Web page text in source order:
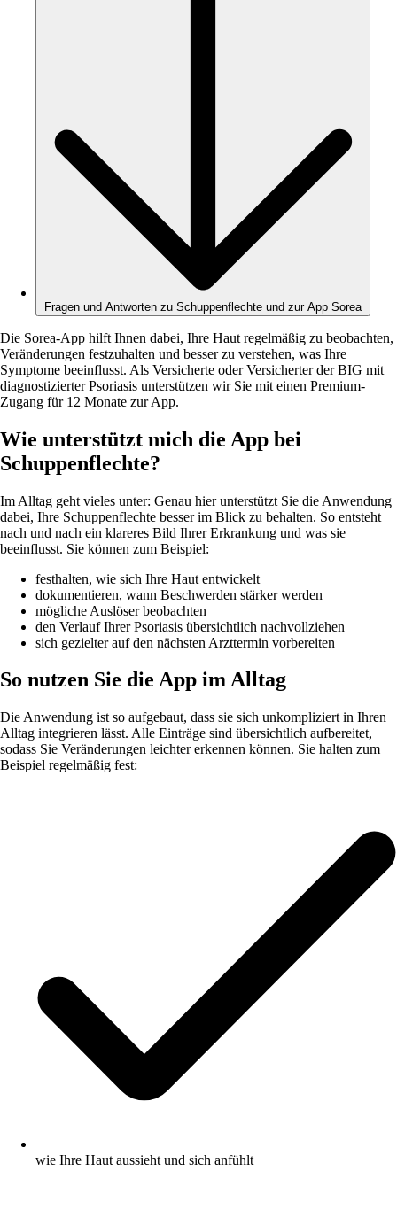
Fragen und Antworten zu Schuppenflechte und zur App Sorea
Die Sorea-App hilft Ihnen dabei, Ihre Haut regelmäßig zu beobachten,
Veränderungen festzuhalten und besser zu verstehen, was Ihre
Symptome beeinflusst. Als Versicherte oder Versicherter der BIG mit
diagnostizierter Psoriasis unterstützen wir Sie mit einen Premium-
Zugang für 12 Monate zur App.
Wie unterstützt mich die App bei
Schuppenflechte?
Im Alltag geht vieles unter: Genau hier unterstützt Sie die Anwendung
dabei, Ihre Schuppenflechte besser im Blick zu behalten. So entsteht
nach und nach ein klareres Bild Ihrer Erkrankung und was sie
beeinflusst. Sie können zum Beispiel:
festhalten, wie sich Ihre Haut entwickelt
dokumentieren, wann Beschwerden stärker werden
mögliche Auslöser beobachten
den Verlauf Ihrer Psoriasis übersichtlich nachvollziehen
sich gezielter auf den nächsten Arzttermin vorbereiten
So nutzen Sie die App im Alltag
Die Anwendung ist so aufgebaut, dass sie sich unkompliziert in Ihren
Alltag integrieren lässt. Alle Einträge sind übersichtlich aufbereitet,
sodass Sie Veränderungen leichter erkennen können. Sie halten zum
Beispiel regelmäßig fest:
wie Ihre Haut aussieht und sich anfühlt